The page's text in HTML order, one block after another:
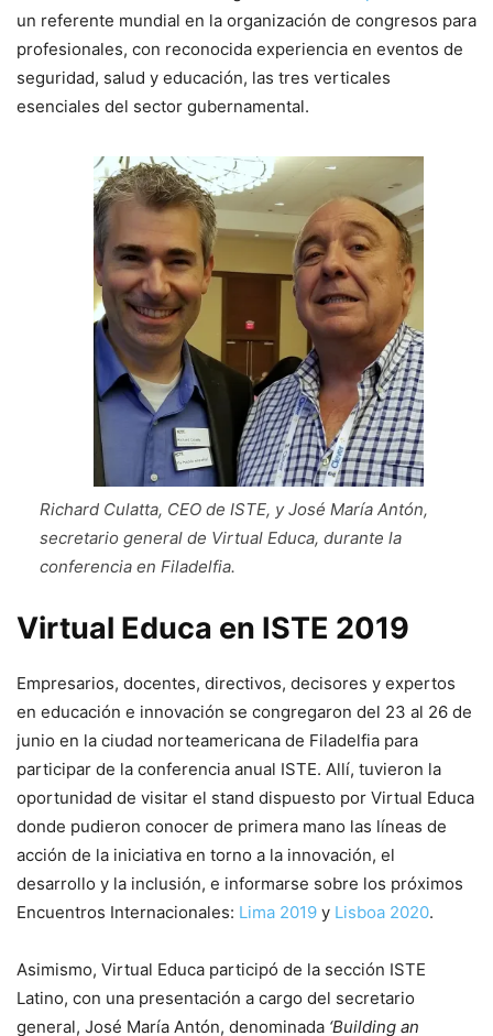
un referente mundial en la organización de congresos para
profesionales, con reconocida experiencia en eventos de
seguridad, salud y educación, las tres verticales
esenciales del sector gubernamental.
Richard Culatta, CEO de ISTE, y José María Antón,
secretario general de Virtual Educa, durante la
conferencia en Filadelfia.
Virtual Educa en ISTE 2019
Empresarios, docentes, directivos, decisores y expertos
en educación e innovación se congregaron del 23 al 26 de
junio en la ciudad norteamericana de Filadelfia para
participar de la conferencia anual ISTE. Allí, tuvieron la
oportunidad de visitar el stand dispuesto por Virtual Educa
donde pudieron conocer de primera mano las líneas de
acción de la iniciativa en torno a la innovación, el
desarrollo y la inclusión, e informarse sobre los próximos
Encuentros Internacionales: Lima 2019 y Lisboa 2020.
Asimismo, Virtual Educa participó de la sección ISTE
Latino, con una presentación a cargo del secretario
general, José María Antón, denominada ‘Building an